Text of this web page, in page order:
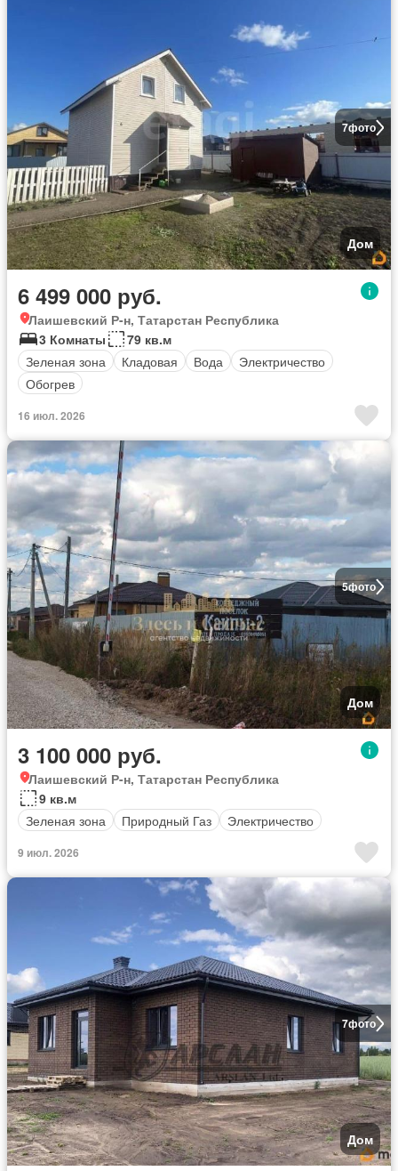
7фото
Дом
6 499 000 руб.
Лаишевский Р-н, Татарстан Республика
3 Комнаты
79 кв.м
Зеленая зона
Кладовая Вода
Электричество
Обогрев
16 июл. 2026
5фото
Дом
3 100 000 руб.
Лаишевский Р-н, Татарстан Республика
9 кв.м
Зеленая зона
Природный Газ Электричество
9 июл. 2026
7фото
Дом